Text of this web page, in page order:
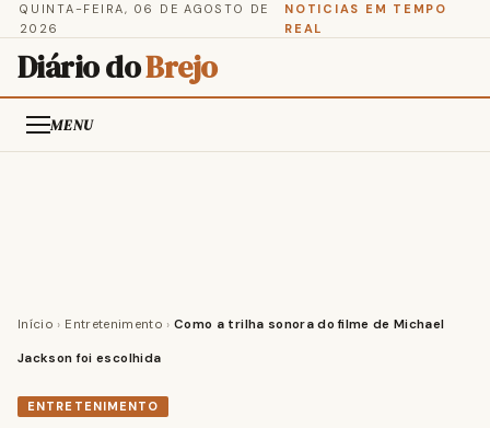
QUINTA-FEIRA, 06 DE AGOSTO DE
2026
NOTICIAS EM TEMPO
REAL
Diário doBrejo
MENU
Início › Entretenimento › Como a trilha sonora do filme de Michael
Jackson foi escolhida
ENTRETENIMENTO